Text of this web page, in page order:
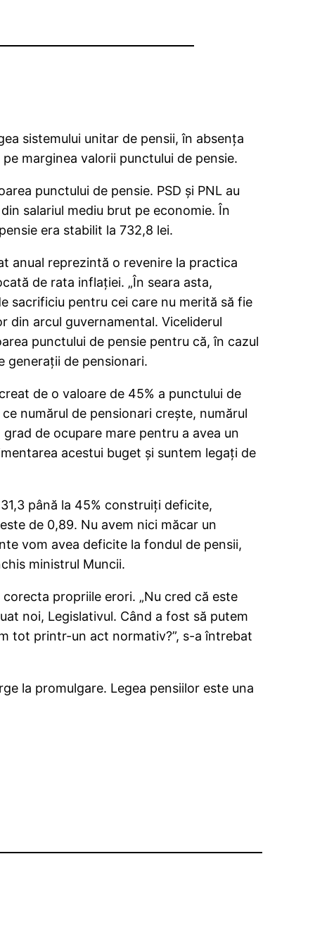
sistemului unitar de pensii, în absenţa
marginea valorii punctului de pensie.
punctului de pensie. PSD şi PNL au
salariul mediu brut pe economie. În
era stabilit la 732,8 lei.
anual reprezintă o revenire la practica
de rata inflaţiei. „În seara asta,
sacrificiu pentru cei care nu merită să fie
din arcul guvernamental. Viceliderul
punctului de pensie pentru că, în cazul
generaţii de pensionari.
de o valoare de 45% a punctului de
numărul de pensionari creşte, numărul
de ocupare mare pentru a avea un
acestui buget şi suntem legaţi de
până la 45% construiţi deficite,
de 0,89. Nu avem nici măcar un
vom avea deficite la fondul de pensii,
ministrul Muncii.
propriile erori. „Nu cred că este
noi, Legislativul. Când a fost să putem
tot printr-un act normativ?”, s-a întrebat
la promulgare. Legea pensiilor este una